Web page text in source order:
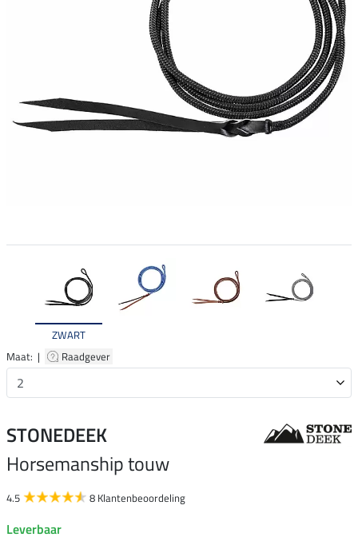
ZWART
Maat: |
Raadgever
STONEDEEK
Horsemanship touw
4.5 8 Klantenbeoordeling
Leverbaar